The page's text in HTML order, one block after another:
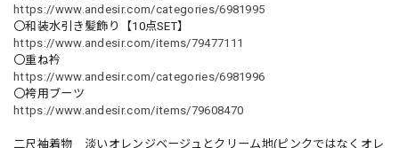
https://www.andesir.com/categories/6981995
〇和装水引き髪飾り【10点SET】
https://www.andesir.com/items/79477111
〇重ね衿
https://www.andesir.com/categories/6981996
〇袴用ブーツ
https://www.andesir.com/items/79608470
二尺袖着物 淡いオレンジベージュとクリーム地(ピンクではなくオレ